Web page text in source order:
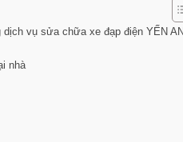
vụ sửa chữa xe đạp điện YẾN
nhà